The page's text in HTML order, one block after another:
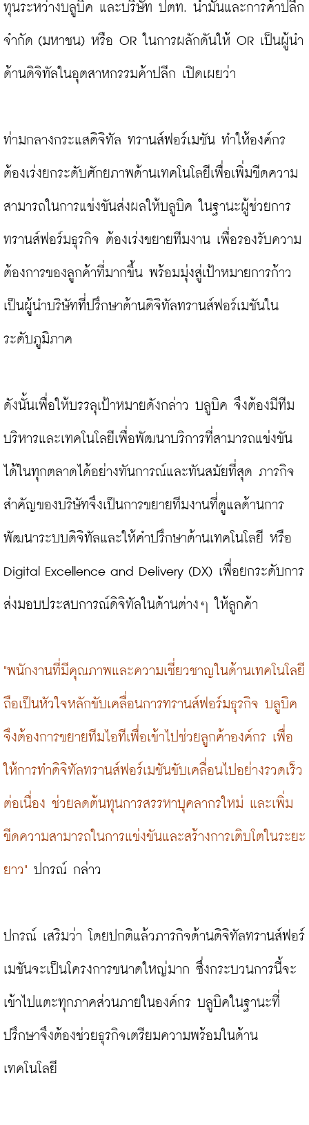
ทุนระหว่างบลูบิค และบริษัท ปตท. น้ำมันและการค้าปลีก
จำกัด (มหาชน) หรือ OR ในการผลักดันให้ OR เป็นผู้นำ
ด้านดิจิทัลในอุตสาหกรรมค้าปลีก เปิดเผยว่า
ท่ามกลางกระแสดิจิทัล ทรานส์ฟอร์เมชัน ทำให้องค์กร
ต้องเร่งยกระดับศักยภาพด้านเทคโนโลยีเพื่อเพิ่มขีดความ
สามารถในการแข่งขันส่งผลให้บลูบิค ในฐานะผู้ช่วยการ
ทรานส์ฟอร์มธุรกิจ ต้องเร่งขยายทีมงาน เพื่อรองรับความ
ต้องการของลูกค้าที่มากขึ้น พร้อมมุ่งสู่เป้าหมายการก้าว
เป็นผู้นำบริษัทที่ปรึกษาด้านดิจิทัลทรานส์ฟอร์เมชันใน
ระดับภูมิภาค
ดังนั้นเพื่อให้บรรลุเป้าหมายดังกล่าว บลูบิค จึงต้องมีทีม
บริหารและเทคโนโลยีเพื่อพัฒนาบริการที่สามารถแข่งขัน
ได้ในทุกตลาดได้อย่างทันการณ์และทันสมัยที่สุด ภารกิจ
สำคัญของบริษัทจึงเป็นการขยายทีมงานที่ดูแลด้านการ
พัฒนาระบบดิจิทัลและให้คำปรึกษาด้านเทคโนโลยี หรือ
Digital Excellence and Delivery (DX) เพื่อยกระดับการ
ส่งมอบประสบการณ์ดิจิทัลในด้านต่างๆ ให้ลูกค้า
"พนักงานที่มีคุณภาพและความเชี่ยวชาญในด้านเทคโนโลยี
ถือเป็นหัวใจหลักขับเคลื่อนการทรานส์ฟอร์มธุรกิจ บลูบิค
จึงต้องการขยายทีมไอทีเพื่อเข้าไปช่วยลูกค้าองค์กร เพื่อ
ให้การทำดิจิทัลทรานส์ฟอร์เมชันขับเคลื่อนไปอย่างรวดเร็ว
ต่อเนื่อง ช่วยลดต้นทุนการสรรหาบุคลากรใหม่ และเพิ่ม
ขีดความสามารถในการแข่งขันและสร้างการเติบโตในระยะ
ยาว" ปกรณ์ กล่าว
ปกรณ์ เสริมว่า โดยปกติแล้วภารกิจด้านดิจิทัลทรานส์ฟอร์
เมชันจะเป็นโครงการขนาดใหญ่มาก ซึ่งกระบวนการนี้จะ
เข้าไปแตะทุกภาคส่วนภายในองค์กร บลูบิคในฐานะที่
ปรึกษาจึงต้องช่วยธุรกิจเตรียมความพร้อมในด้าน
เทคโนโลยี